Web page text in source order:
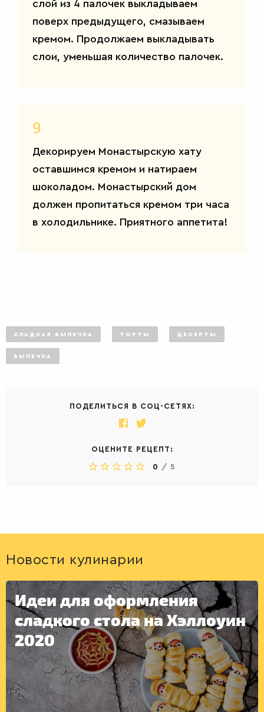
ДЕСЕРТЫ
слой из 4 палочек выкладываем
поверх предыдущего, смазываем
кремом. Продолжаем выкладывать
слои, уменьшая количество палочек.
9
Декорируем Монастырскую хату
оставшимся кремом и натираем
шоколадом. Монастырский дом
должен пропитаться кремом три часа
в холодильнике. Приятного аппетита!
СЛАДКАЯ ВЫПЕЧКА ТОРТЫ ДЕСЕРТЫ
ВЫПЕЧКА
ПОДЕЛИТЬСЯ В СОЦ-СЕТЯХ:
ОЦЕНИТЕ РЕЦЕПТ:
0 / 5
Новости кулинарии
Идеи для оформления
сладкого стола на Хэллоуин
2020